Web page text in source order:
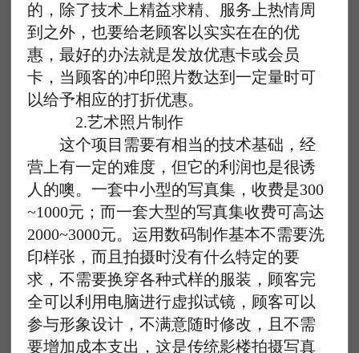
的，除了技术上精益求精、服务上热情周
到之外，也要给老顾客以实实在在的优
惠，最好的办法就是发放优惠卡或会员
卡，当顾客的冲印照片数达到一定量时可
以给予相应的打折优惠。
2.艺术照片制作
这个项目需要有相当的技术基础，经
营上有一定的难度，但它的利润也是很诱
人的噢。一套中小型的写真集，收费是300
~1000元；而一套大型的写真集收费可高达
2000~3000元。运用数码制作基本不需要洗
印样张，而且拍摄时没有什么特定的要
求，不需要换穿各种式样的服装，顾客完
全可以利用电脑进行虚拟试镜，顾客可以
参与形象设计，不满意随时修改，且不需
要增加成本支出，这是传统影楼拍摄写真